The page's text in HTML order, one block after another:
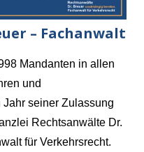
– Fachanwalt
Mandanten in allen
und
Jahr seiner Zulassung
Rechtsanwälte Dr.
für Verkehrsrecht.